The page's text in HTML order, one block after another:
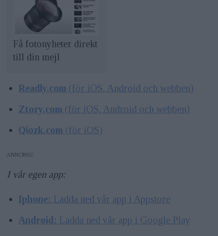
Få fotonyheter direkt
till din mejl
Readly.com (för iOS, Android och webben)
Ztory.com (för iOS, Android och webben)
Qiozk.com (för iOS)
ANNONS
I vår egen app:
Iphone: Ladda ned vår app i Appstore
Android: Ladda ned vår app i Google Play